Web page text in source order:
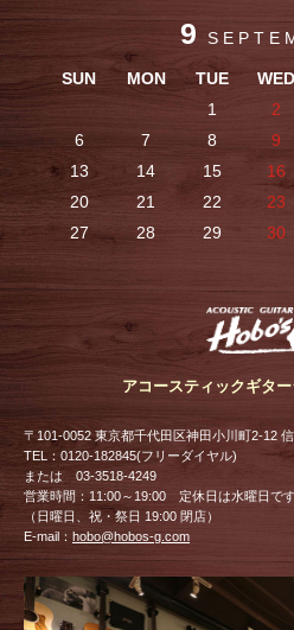
9
SUN MON TUE WED
1
2
6
7 8 9
13
14 15 16
20
21 22 23
27
28 29 30
アコースティックギタ
〒101-0052 東京都千代田区神田小川町2-12
TEL：0120-182845(フリーダイヤル)
または 03-3518-4249
営業時間：11:00～19:00 定休日は水曜日で
（日曜日、祝・祭日 19:00 閉店）
E-mail： hobo@hobos-g.com